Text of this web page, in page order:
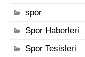
spor
Spor Haberleri
Spor Tesisleri